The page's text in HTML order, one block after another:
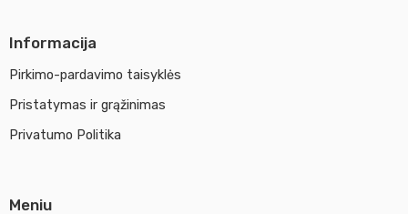
Informacija
Pirkimo-pardavimo taisyklės
Pristatymas ir grąžinimas
Privatumo Politika
Meniu